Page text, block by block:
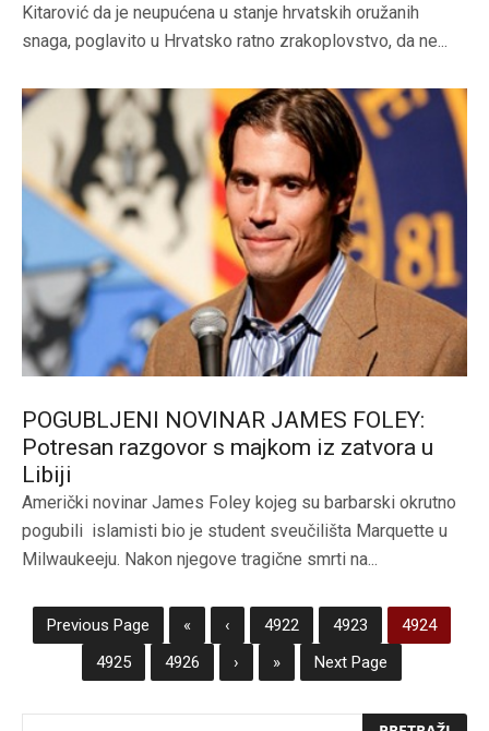
Kitarović da je neupućena u stanje hrvatskih oružanih
snaga, poglavito u Hrvatsko ratno zrakoplovstvo, da ne...
POGUBLJENI NOVINAR JAMES FOLEY:
Potresan razgovor s majkom iz zatvora u
Libiji
Američki novinar James Foley kojeg su barbarski okrutno
pogubili islamisti bio je student sveučilišta Marquette u
Milwaukeeju. Nakon njegove tragične smrti na...
Previous Page « ‹ 4922 4923
4924
4925
4926 › » Next Page